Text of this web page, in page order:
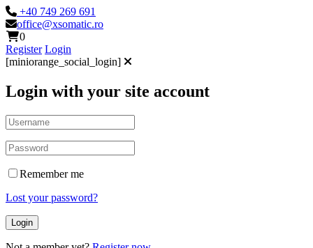
+40 749 269 691
office@xsomatic.ro
0
Register Login
[miniorange_social_login]
Login with your site account
Remember me
Lost your password?